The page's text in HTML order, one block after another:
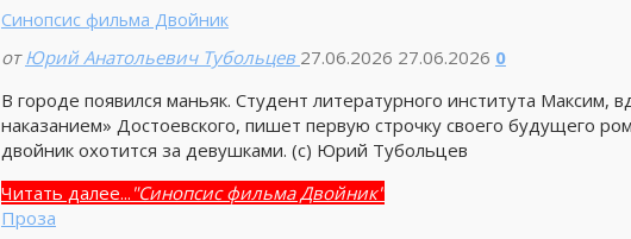
Синопсис фильма Двойник
от Юрий Анатольевич Тубольцев 27.06.2026 27.06.2026 0
В городе появился маньяк. Студент литературного института Максим,
наказанием» Достоевского, пишет первую строчку своего будущего
двойник охотится за девушками. (с) Юрий Тубольцев
Читать далее... "Синопсис фильма Двойник"
Проза